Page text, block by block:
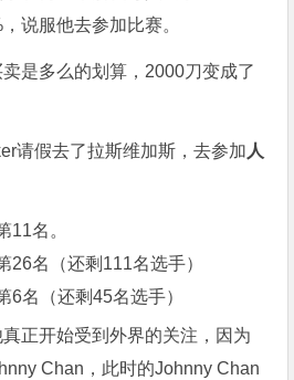
说服他去参加比赛。
是多么的划算，2000刀变成了
请假去了拉斯维加斯，去参加 人
11名。
26名（还剩111名选手）
6名（还剩45名选手）
正开始受到外界的关注，因为
Chan，此时的Johnny Chan